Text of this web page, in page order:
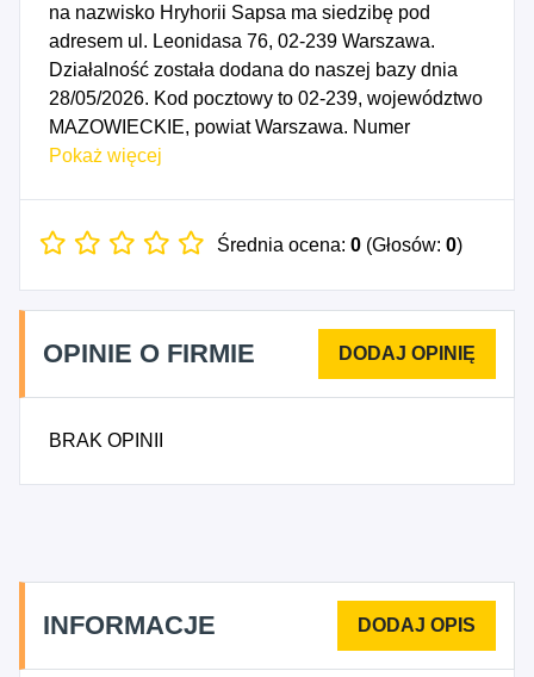
na nazwisko Hryhorii Sapsa ma siedzibę pod
adresem ul. Leonidasa 76, 02-239 Warszawa.
Działalność została dodana do naszej bazy dnia
28/05/2026. Kod pocztowy to 02-239, województwo
MAZOWIECKIE, powiat Warszawa. Numer
Identyfikacji Podatkowej NIP to 5223374326, a
działalności gospodarczej przypada na dzień
Pokaż więcej
Średnia ocena: 0 (Głosów: 0)
OPINIE O FIRMIE
BRAK OPINII
INFORMACJE